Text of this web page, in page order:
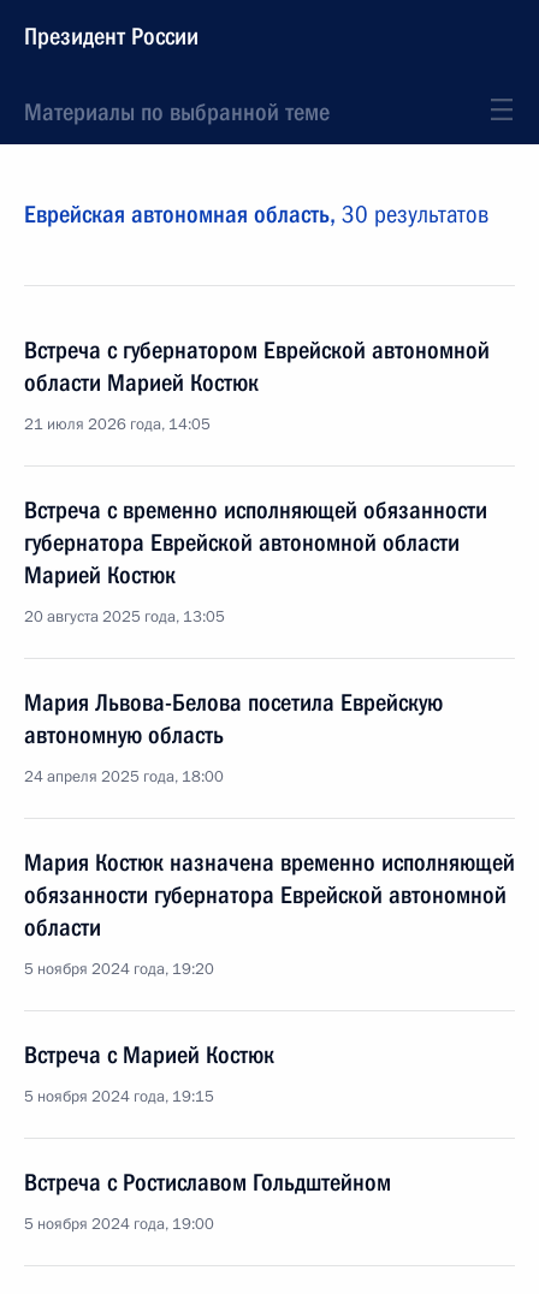
Президент России
Материалы по выбранной теме
Еврейская автономная область, 30 результатов
Встреча с губернатором Еврейской автономной
области Марией Костюк
21 июля 2026 года, 14:05
Встреча с временно исполняющей обязанности
губернатора Еврейской автономной области
Марией Костюк
20 августа 2025 года, 13:05
Мария Львова-Белова посетила Еврейскую
автономную область
24 апреля 2025 года, 18:00
Мария Костюк назначена временно исполняющей
обязанности губернатора Еврейской автономной
области
5 ноября 2024 года, 19:20
Встреча с Марией Костюк
5 ноября 2024 года, 19:15
Встреча с Ростиславом Гольдштейном
5 ноября 2024 года, 19:00